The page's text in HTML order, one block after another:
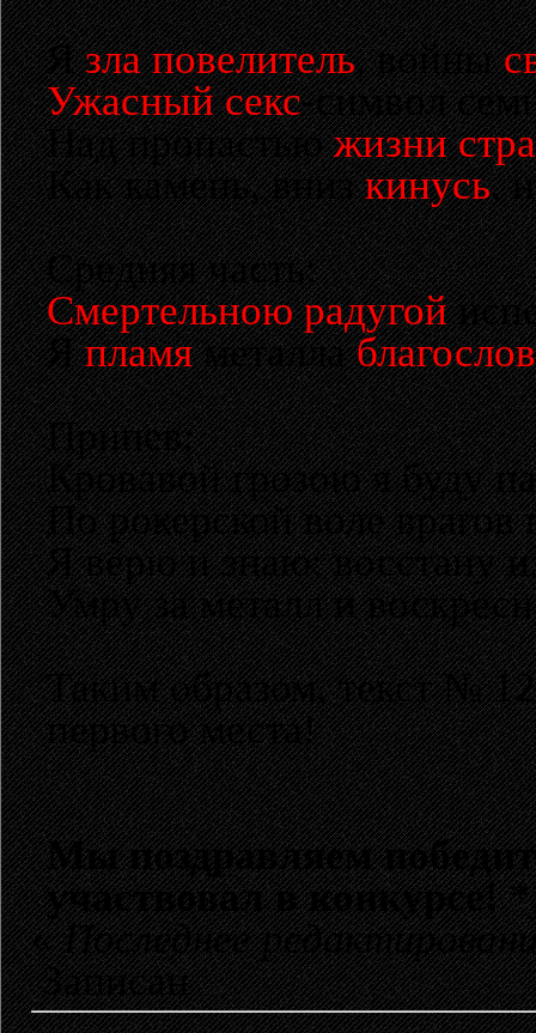
Язла повелитель, войны
Ужасный секс-символ
Над пропастьюжизни
Как камень, внизкинусь,
Средняя часть:
Смертельною радугой
Япламяметалла
Припев:
Кровавой грозою я буду
По рокерской воле врагов
Я верю и знаю: восстану
Умру за металл и
Таким образом, текст №
первого места!
Мы поздравляем
участвовал в конкурсе!
«Последнее
Записан